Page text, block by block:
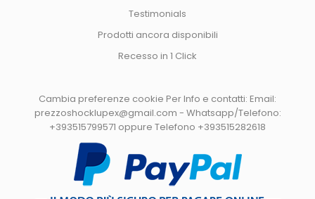
Testimonials
Prodotti ancora disponibili
Recesso in 1 Click
Cambia preferenze cookie Per Info e contatti: Email:
prezzoshocklupex@gmail.com - Whatsapp/Telefono:
+393515799571 oppure Telefono +393515282618